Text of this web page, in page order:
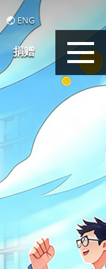
ENG
捐赠